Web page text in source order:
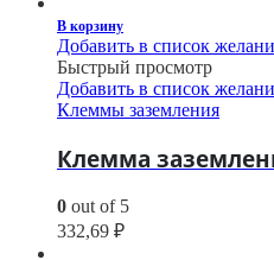
В корзину
Добавить в список
Быстрый просмотр
Добавить в список
Клеммы заземления
Клемма
0 out of 5
332,69 ₽